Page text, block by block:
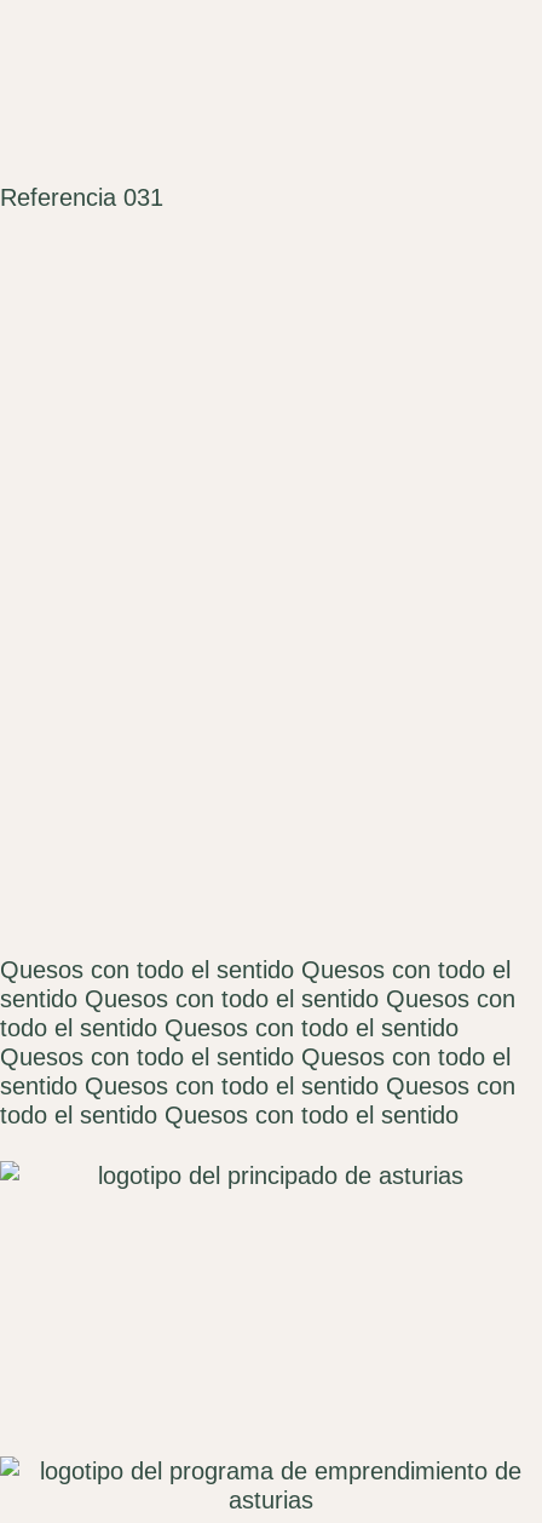
Referencia 031
Quesos con todo el sentido Quesos con todo el
sentido Quesos con todo el sentido Quesos con
todo el sentido Quesos con todo el sentido
Quesos con todo el sentido Quesos con todo el
sentido Quesos con todo el sentido Quesos con
todo el sentido Quesos con todo el sentido